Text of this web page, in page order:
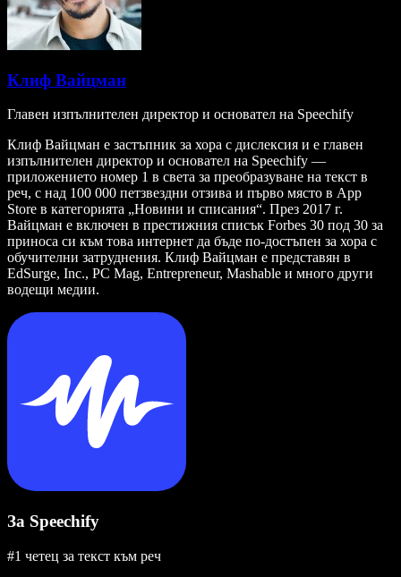
Клиф Вайцман
Главен изпълнителен директор и основател на Speechify
Клиф Вайцман е застъпник за хора с дислексия и е главен
изпълнителен директор и основател на Speechify —
приложението номер 1 в света за преобразуване на текст в
реч, с над 100 000 петзвездни отзива и първо място в App
Store в категорията „Новини и списания“. През 2017 г.
Вайцман е включен в престижния списък Forbes 30 под 30 за
приноса си към това интернет да бъде по-достъпен за хора с
обучителни затруднения. Клиф Вайцман е представян в
EdSurge, Inc., PC Mag, Entrepreneur, Mashable и много други
водещи медии.
За Speechify
#1 четец за текст към реч